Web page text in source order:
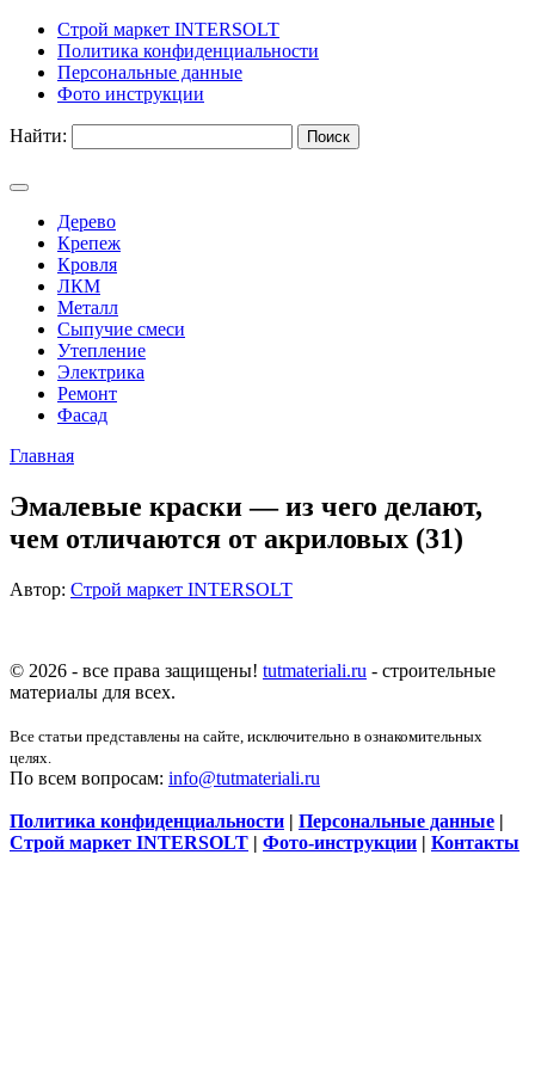
Строй маркет INTERSOLT
Политика конфиденциальности
Персональные данные
Фото инструкции
Найти:
Дерево
Крепеж
Кровля
ЛКМ
Металл
Сыпучие смеси
Утепление
Электрика
Ремонт
Фасад
Главная
Эмалевые краски — из чего делают,
чем отличаются от акриловых (31)
Автор: Строй маркет INTERSOLT
© 2026 - все права защищены! tutmateriali.ru - строительные
материалы для всех.
Все статьи представлены на сайте, исключительно в ознакомительных
целях.
По всем вопросам: info@tutmateriali.ru
Политика конфиденциальности | Персональные данные |
Строй маркет INTERSOLT | Фото-инструкции | Контакты